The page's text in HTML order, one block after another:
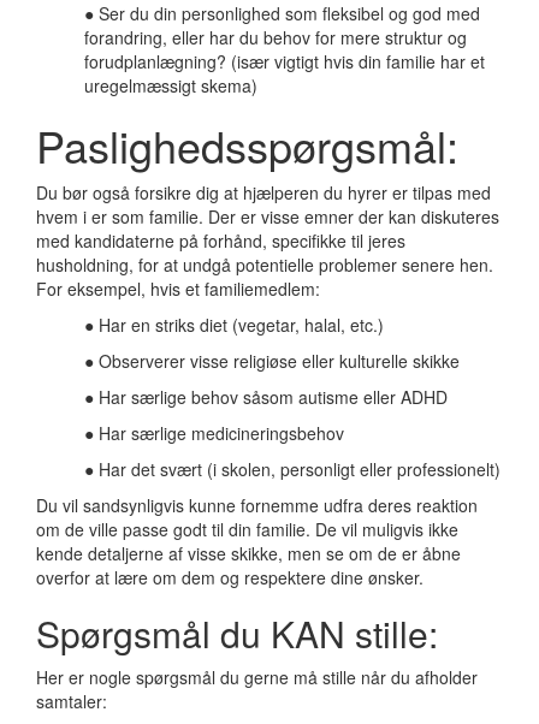
● Ser du din personlighed som fleksibel og god med
forandring, eller har du behov for mere struktur og
forudplanlægning? (især vigtigt hvis din familie har et
uregelmæssigt skema)
Paslighedsspørgsmål:
Du bør også forsikre dig at hjælperen du hyrer er tilpas med
hvem i er som familie. Der er visse emner der kan diskuteres
med kandidaterne på forhånd, specifikke til jeres
husholdning, for at undgå potentielle problemer senere hen.
For eksempel, hvis et familiemedlem:
● Har en striks diet (vegetar, halal, etc.)
● Observerer visse religiøse eller kulturelle skikke
● Har særlige behov såsom autisme eller ADHD
● Har særlige medicineringsbehov
● Har det svært (i skolen, personligt eller professionelt)
Du vil sandsynligvis kunne fornemme udfra deres reaktion
om de ville passe godt til din familie. De vil muligvis ikke
kende detaljerne af visse skikke, men se om de er åbne
overfor at lære om dem og respektere dine ønsker.
Spørgsmål du KAN stille:
Her er nogle spørgsmål du gerne må stille når du afholder
samtaler: